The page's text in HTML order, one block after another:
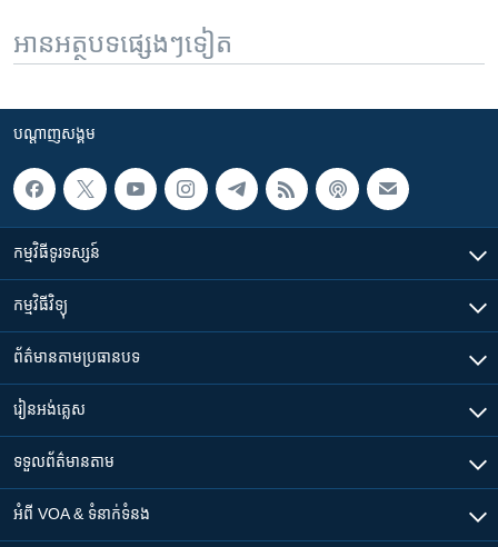
អានអត្ថបទផ្សេងៗទៀត
បណ្តាញ​សង្គម
កម្មវិធី​ទូរទស្សន៍
កម្មវិធី​វិទ្យុ
ព័ត៌មាន​តាមប្រធានបទ​
រៀន​​អង់គ្លេស
ទទួល​ព័ត៌មាន​តាម
អំពី​ VOA & ទំនាក់ទំនង